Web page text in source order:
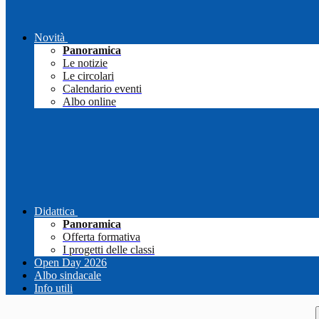
Novità
Panoramica
Le notizie
Le circolari
Calendario eventi
Albo online
Didattica
Panoramica
Offerta formativa
I progetti delle classi
Open Day 2026
Albo sindacale
Info utili